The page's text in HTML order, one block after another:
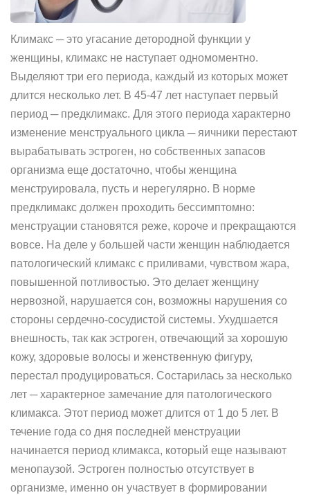
Климакс ─ это угасание детородной функции у
женщины, климакс не наступает одномоментно.
Выделяют три его периода, каждый из которых может
длится несколько лет. В 45-47 лет наступает первый
период ─ предклимакс. Для этого периода характерно
изменение менструального цикла ─ яичники перестают
вырабатывать эстроген, но собственных запасов
организма еще достаточно, чтобы женщина
менструировала, пусть и нерегулярно. В норме
предклимакс должен проходить бессимптомно:
менструации становятся реже, короче и прекращаются
вовсе. На деле у большей части женщин наблюдается
патологический климакс с приливами, чувством жара,
повышенной потливостью. Это делает женщину
нервозной, нарушается сон, возможны нарушения со
стороны сердечно-сосудистой системы. Ухудшается
внешность, так как эстроген, отвечающий за хорошую
кожу, здоровые волосы и женственную фигуру,
перестал продуцироваться. Состарилась за несколько
лет ─ характерное замечание для патологического
климакса. Этот период может длится от 1 до 5 лет. В
течение года со дня последней менструации
начинается период климакса, который еще называют
менопаузой. Эстроген полностью отсутствует в
организме, именно он участвует в формировании